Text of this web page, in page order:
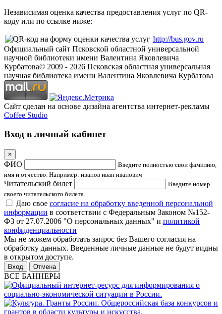
Независимая оценка качества предоставления услуг по QR-
коду или по ссылке ниже:
http://bus.gov.ru
Официальный сайт Псковской областной универсальной
научной библиотеки имени Валентина Яковлевича
Курбатова© 2009 - 2026 Псковская областная универсальная
научная библиотека имени Валентина Яковлевича Курбатова
Сайт сделан на основе дизайна агентства интернет-рекламы
Coffee Studio
Вход в личный кабинет
×
ФИО
Введите полностью свои фамилию,
имя и отчество. Например: иванов иван иванович
Читательский билет
Введите номер
своего читательского билета.
Даю свое согласие на обработку введенной персональной
информации в соответствии с Федеральным Законом №152-
ФЗ от 27.07.2006 "О персональных данных" и политикой
конфиденциальности
Мы не можем обработать запрос без Вашего согласия на
обработку данных. Введенные личные данные не будут видны
в открытом доступе.
Отмена
ВСЕ БАННЕРЫ